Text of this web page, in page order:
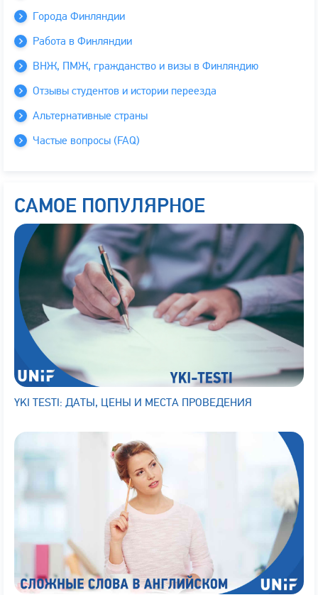
Города Финляндии
Работа в Финляндии
ВНЖ, ПМЖ, гражданство и визы в Финляндию
Отзывы студентов и истории переезда
Альтернативные страны
Частые вопросы (FAQ)
САМОЕ ПОПУЛЯРНОЕ
YKI TESTI: ДАТЫ, ЦЕНЫ И МЕСТА ПРОВЕДЕНИЯ